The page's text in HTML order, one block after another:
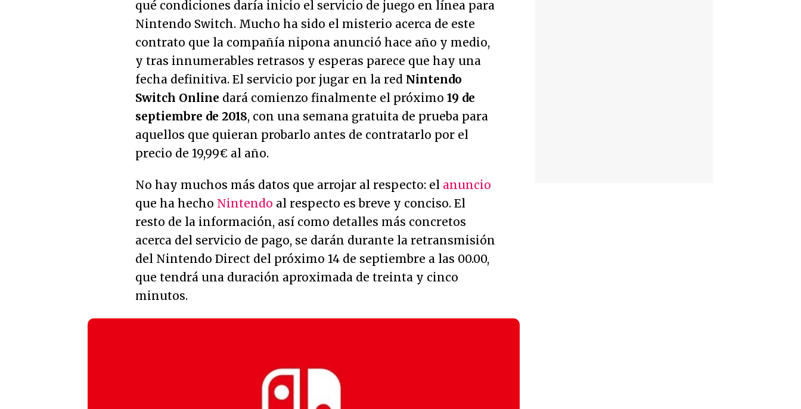
qué condiciones daría inicio el servicio de juego en línea para
Nintendo Switch. Mucho ha sido el misterio acerca de este
contrato que la compañía nipona anunció hace año y medio,
y tras innumerables retrasos y esperas parece que hay una
fecha definitiva. El servicio por jugar en la red Nintendo
Switch Online dará comienzo finalmente el próximo 19 de
septiembre de 2018, con una semana gratuita de prueba para
aquellos que quieran probarlo antes de contratarlo por el
precio de 19,99€ al año.
No hay muchos más datos que arrojar al respecto: el anuncio
que ha hecho Nintendo al respecto es breve y conciso. El
resto de la información, así como detalles más concretos
acerca del servicio de pago, se darán durante la retransmisión
del Nintendo Direct del próximo 14 de septiembre a las 00.00,
que tendrá una duración aproximada de treinta y cinco
minutos.